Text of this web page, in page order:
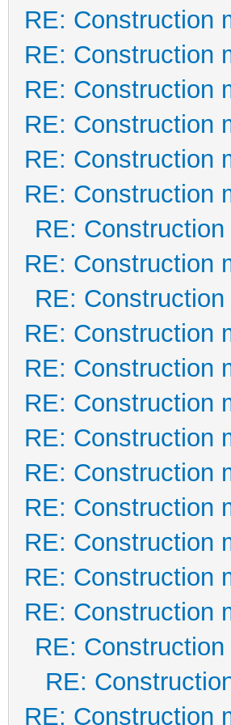
RE: Construction
RE: Construction
RE: Construction
RE: Construction
RE: Construction
RE: Construction
RE:
RE: Construction
RE:
RE: Construction
RE: Construction
RE: Construction
RE: Construction
RE: Construction
RE: Construction
RE: Construction
RE: Construction
RE: Construction
RE:
RE:
RE: Construction